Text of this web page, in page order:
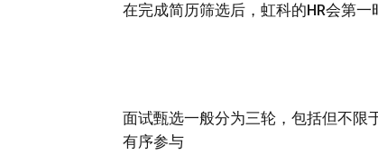
在完成简历筛选后，虹科的HR会第
面试甄选一般分为三轮，包括但不限
有序参与